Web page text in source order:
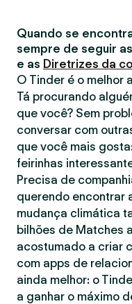
Quando se
sempre de seguir
e as Diretrizes da
O Tinder é o melhor
Tá procurando
que você? Sem
conversar com
que você mais
feirinhas
Precisa de
querendo encontrar
mudança climática
bilhões de Matches
acostumado a criar
com apps de
ainda melhor: o
a ganhar o máximo